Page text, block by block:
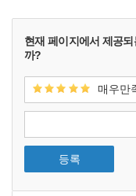
현재 페이지에서 제공
까?
매우만
등록